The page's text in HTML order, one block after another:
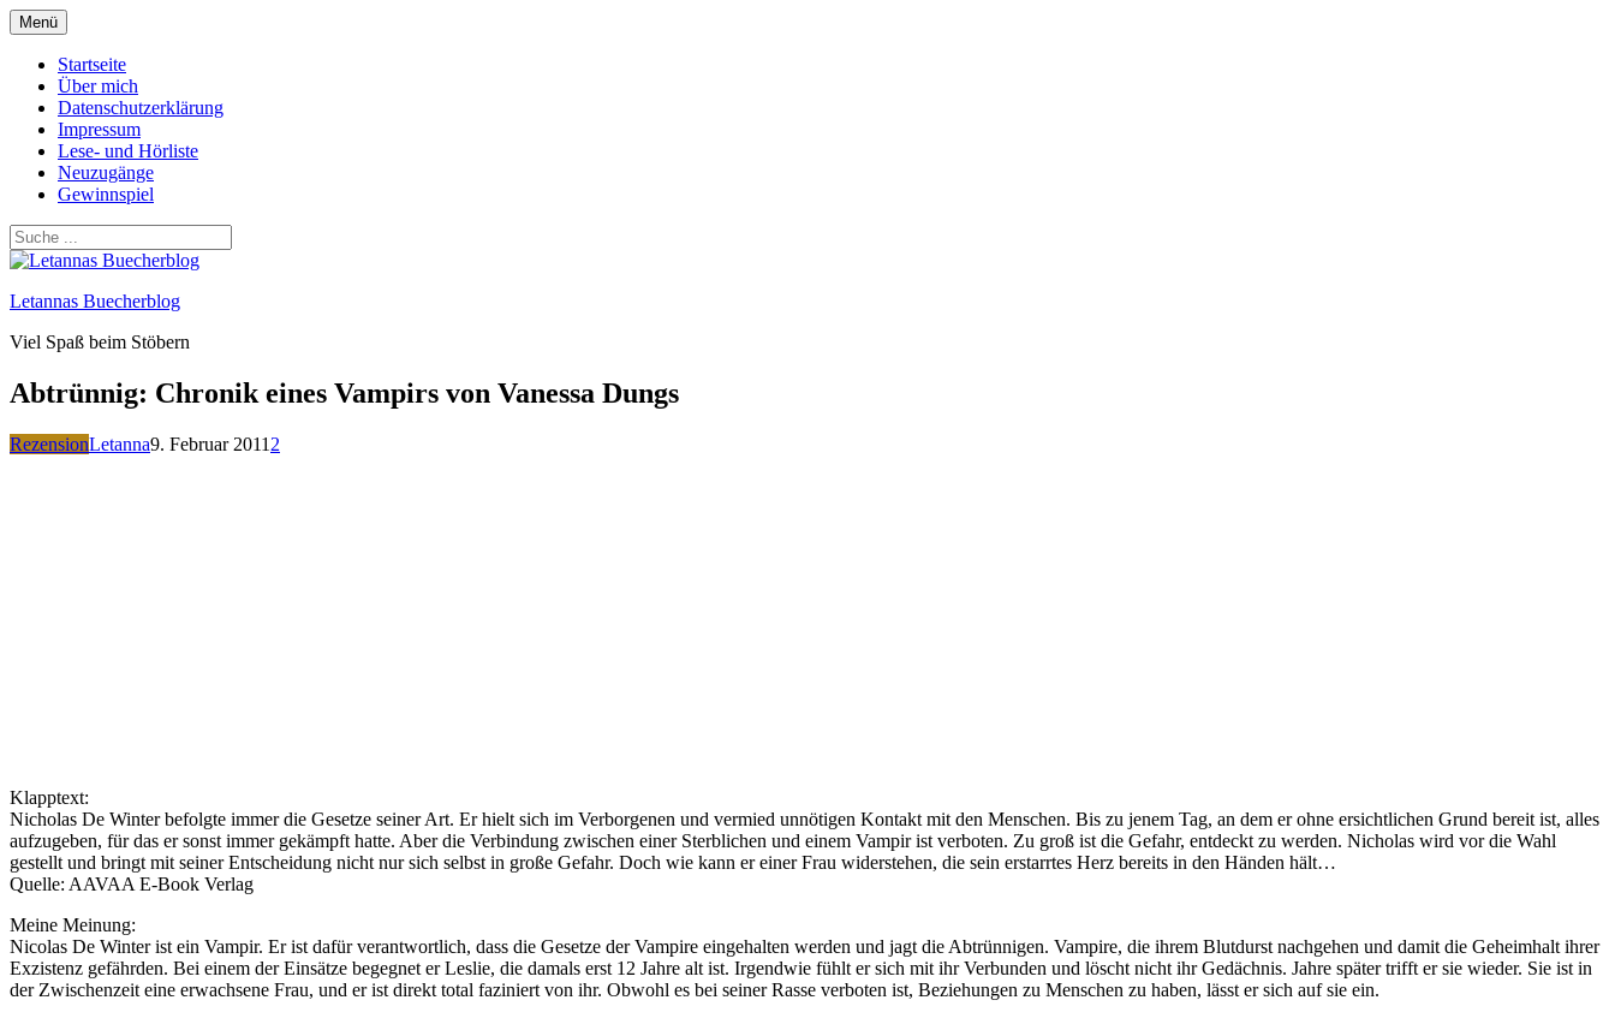
Zum
Inhalt
springen
Menü
Startseite
Über mich
Datenschutzerklärung
Impressum
Lese- und Hörliste
Neuzugänge
Gewinnspiel
Letannas Buecherblog
Viel Spaß beim Stöbern
Abtrünnig: Chronik eines Vampirs von Vanessa Dungs
RezensionLetanna9. Februar 2011 2
Klapptext:
Nicholas De Winter befolgte immer die Gesetze seiner Art. Er hielt sich im Verborgenen und vermied unnötigen Kontakt mit den Menschen. Bis zu jenem Tag, an dem er ohne ersichtlichen Grund bereit ist, alles
aufzugeben, für das er sonst immer gekämpft hatte. Aber die Verbindung zwischen einer Sterblichen und einem Vampir ist verboten. Zu groß ist die Gefahr, entdeckt zu werden. Nicholas wird vor die Wahl
gestellt und bringt mit seiner Entscheidung nicht nur sich selbst in große Gefahr. Doch wie kann er einer Frau widerstehen, die sein erstarrtes Herz bereits in den Händen hält…
Quelle: AAVAA E-Book Verlag
Meine Meinung:
Nicolas De Winter ist ein Vampir. Er ist dafür verantwortlich, dass die Gesetze der Vampire eingehalten werden und jagt die Abtrünnigen. Vampire, die ihrem Blutdurst nachgehen und damit die Geheimhalt ihrer
Exzistenz gefährden. Bei einem der Einsätze begegnet er Leslie, die damals erst 12 Jahre alt ist. Irgendwie fühlt er sich mit ihr Verbunden und löscht nicht ihr Gedächnis. Jahre später trifft er sie wieder. Sie ist in
der Zwischenzeit eine erwachsene Frau, und er ist direkt total faziniert von ihr. Obwohl es bei seiner Rasse verboten ist, Beziehungen zu Menschen zu haben, lässt er sich auf sie ein.